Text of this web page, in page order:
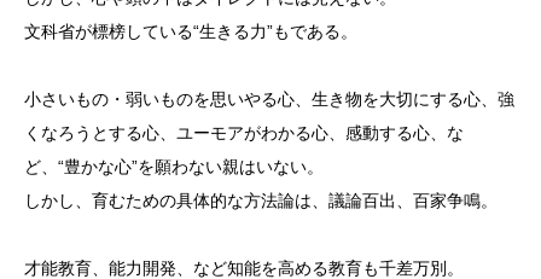
文科省が標榜している“生きる力”もである。
小さいもの・弱いものを思いやる心、生き物を大切にする心、強
くなろうとする心、ユーモアがわかる心、感動する心、な
ど、“豊かな心”を願わない親はいない。
しかし、育むための具体的な方法論は、議論百出、百家争鳴。
才能教育、能力開発、など知能を高める教育も千差万別。